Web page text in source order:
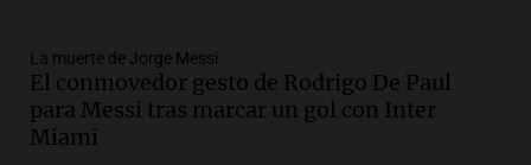
Audio.La Bulaya se prepara para el cierre
de su gran muestra anual con la
participación de miles de visitantes
La muerte de Jorge Messi
El conmovedor gesto de Rodrigo De Paul
para Messi tras marcar un gol con Inter
Miami